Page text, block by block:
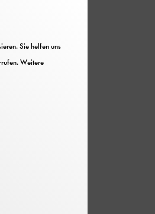
Grafikkarten
hinter die
Projekte
und
Themen aus
Sie helfen uns
Weitere